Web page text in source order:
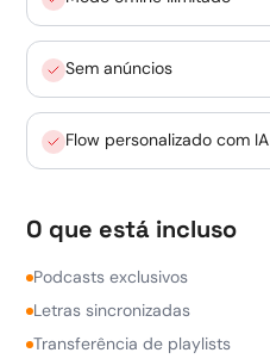
Sem anúncios
Flow personalizado com IA
O que está incluso
Podcasts exclusivos
Letras sincronizadas
Transferência de playlists